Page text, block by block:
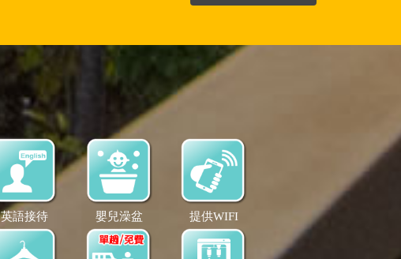
英語接待 嬰兒澡盆 提供WIFI